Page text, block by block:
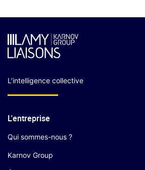
L’intelligence collective
L'entreprise
Qui sommes-nous ?
Karnov Group